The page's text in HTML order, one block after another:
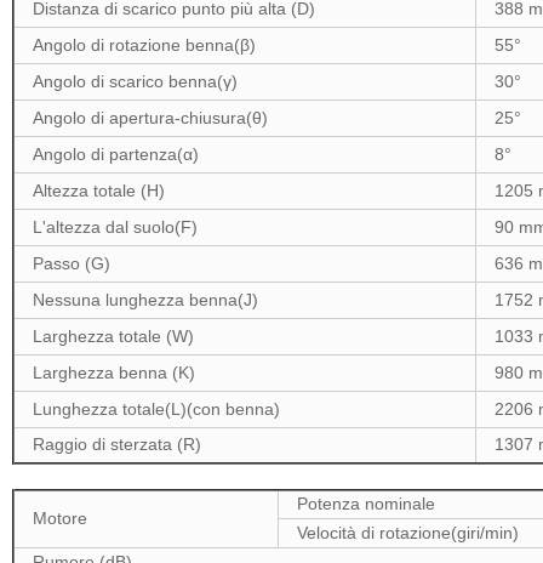
Distanza di scarico punto più alta (D)
388
Angolo di rotazione benna(β)
55°
Angolo di scarico benna(γ)
30°
Angolo di apertura-chiusura(θ)
25°
Angolo di partenza(α)
8°
Altezza totale (H)
1205
L'altezza dal suolo(F)
90
Passo (G)
636
Nessuna lunghezza benna(J)
1752
Larghezza totale (W)
1033
Larghezza benna (K)
980
Lunghezza totale(L)(con benna)
2206
Raggio di sterzata (R)
1307
Motore
Potenza nominale
Velocità di rotazione(giri/min)